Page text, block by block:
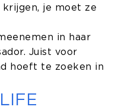
je moet ze
in haar
Juist voor
hoeft te zoeken in